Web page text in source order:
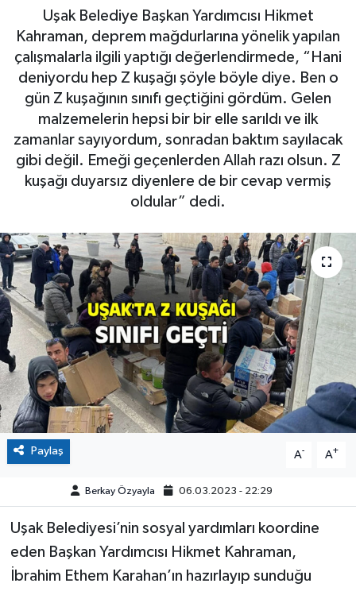
Uşak Belediye Başkan Yardımcısı Hikmet
Kahraman, deprem mağdurlarına yönelik yapılan
çalışmalarla ilgili yaptığı değerlendirmede, “Hani
deniyordu hep Z kuşağı şöyle böyle diye. Ben o
gün Z kuşağının sınıfı geçtiğini gördüm. Gelen
malzemelerin hepsi bir bir elle sarıldı ve ilk
zamanlar sayıyordum, sonradan baktım sayılacak
gibi değil. Emeği geçenlerden Allah razı olsun. Z
kuşağı duyarsız diyenlere de bir cevap vermiş
oldular” dedi.
Paylaş A- A+
Berkay Özyayla 06.03.2023 - 22:29
Uşak Belediyesi’nin sosyal yardımları koordine
eden Başkan Yardımcısı Hikmet Kahraman,
İbrahim Ethem Karahan’ın hazırlayıp sunduğu